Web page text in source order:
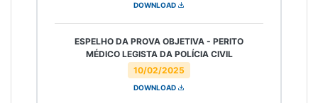
DOWNLOAD
10/02/2025
ESPELHO DA PROVA OBJETIVA - PERITO
MÉDICO LEGISTA DA POLÍCIA CIVIL
DOWNLOAD